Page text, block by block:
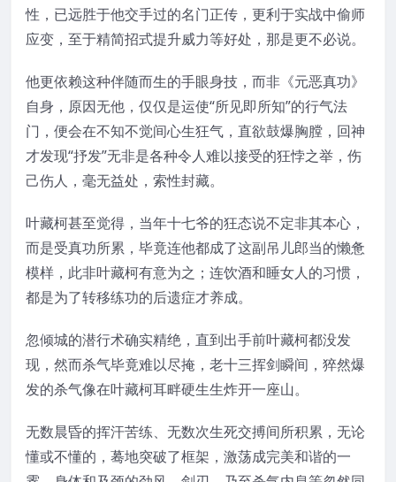
性，已远胜于他交手过的名门正传，更利于实战中偷师
应变，至于精简招式提升威力等好处，那是更不必说。
他更依赖这种伴随而生的手眼身技，而非《元恶真功》
自身，原因无他，仅仅是运使“所见即所知”的行气法
门，便会在不知不觉间心生狂气，直欲鼓爆胸膛，回神
才发现“抒发”无非是各种令人难以接受的狂悖之举，伤
己伤人，毫无益处，索性封藏。
叶藏柯甚至觉得，当年十七爷的狂态说不定非其本心，
而是受真功所累，毕竟连他都成了这副吊儿郎当的懒惫
模样，此非叶藏柯有意为之；连饮酒和睡女人的习惯，
都是为了转移练功的后遗症才养成。
忽倾城的潜行术确实精绝，直到出手前叶藏柯都没发
现，然而杀气毕竟难以尽掩，老十三挥剑瞬间，猝然爆
发的杀气像在叶藏柯耳畔硬生生炸开一座山。
无数晨昏的挥汗苦练、无数次生死交搏间所积累，无论
懂或不懂的，蓦地突破了框架，激荡成完美和谐的一